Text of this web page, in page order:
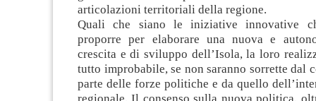
articolazioni territoriali della regione.
Quali che siano le iniziative innovative
proporre per elaborare una nuova e
crescita e di sviluppo dell’Isola, la loro
tutto improbabile, se non saranno sorrette dal
parte delle forze politiche e da quello